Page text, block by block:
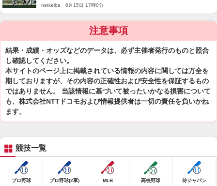
netkeiba 6月15日 17時0分
注意事項
結果・成績・オッズなどのデータは、必ず主催者発行のものと照合
し確認してください。
本サイトのページ上に掲載されている情報の内容に関しては万全を
期しておりますが、その内容の正確性および安全性を保証するもの
ではありません。 当該情報に基づいて被ったいかなる損害について
も、株式会社NTTドコモおよび情報提供者は一切の責任を負いかね
ます。
競技一覧
プロ野球 プロ野球(2軍) MLB 高校野球 侍ジャパン